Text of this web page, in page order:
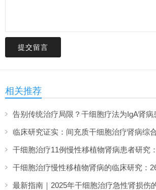
提交留言
相关推荐
告别传统治疗局限？干细胞疗法为IgA肾病